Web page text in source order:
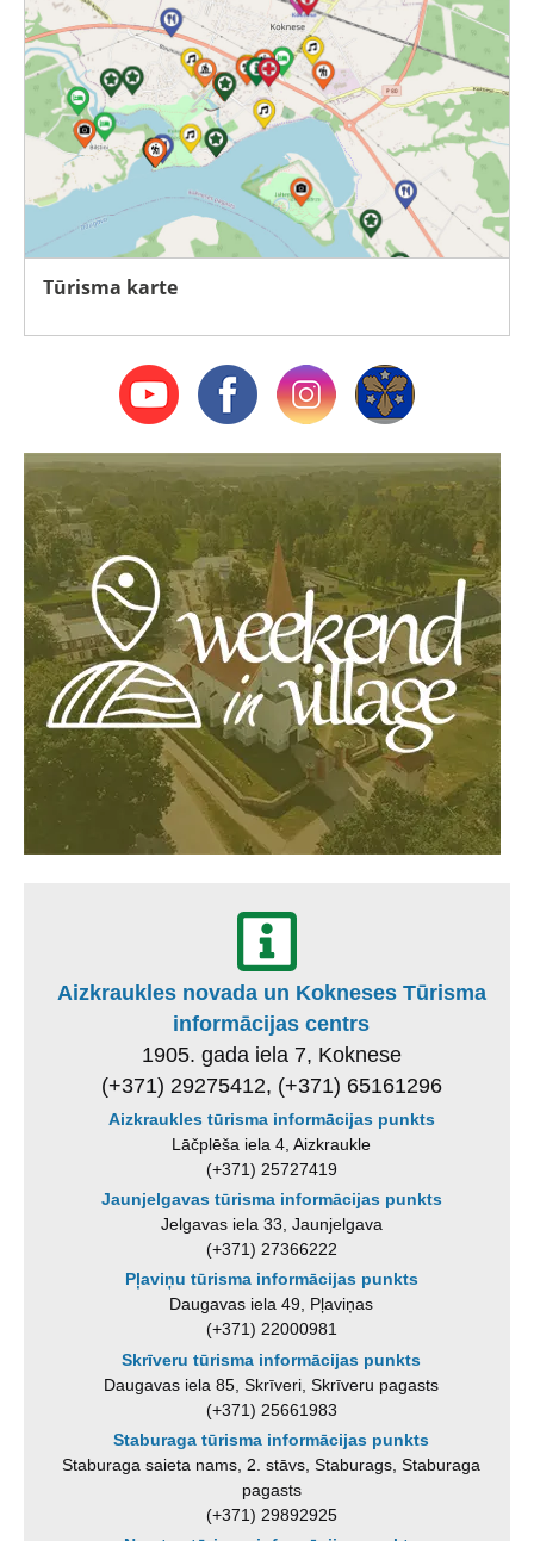
Tūrisma karte
Aizkraukles novada un Kokneses Tūrisma
informācijas centrs
1905. gada iela 7, Koknese
(+371) 29275412, (+371) 65161296
Aizkraukles tūrisma informācijas punkts
Lāčplēša iela 4, Aizkraukle
(+371) 25727419
Jaunjelgavas tūrisma informācijas punkts
Jelgavas iela 33, Jaunjelgava
(+371) 27366222
Pļaviņu tūrisma informācijas punkts
Daugavas iela 49, Pļaviņas
(+371) 22000981
Skrīveru tūrisma informācijas punkts
Daugavas iela 85, Skrīveri, Skrīveru pagasts
(+371) 25661983
Staburaga tūrisma informācijas punkts
Staburaga saieta nams, 2. stāvs, Staburags, Staburaga
pagasts
(+371) 29892925